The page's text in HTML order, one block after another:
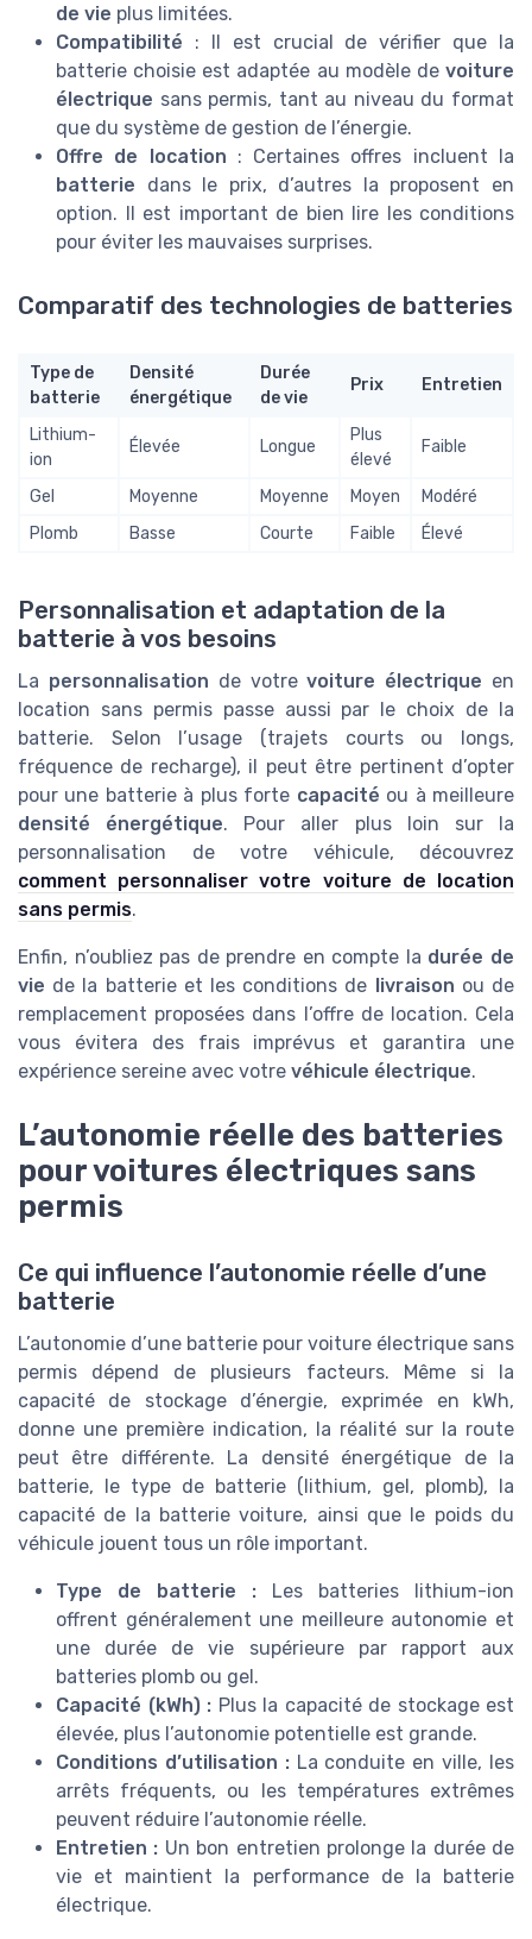
de vie plus limitées.
Compatibilité : Il est crucial de vérifier que la
batterie choisie est adaptée au modèle de voiture
électrique sans permis, tant au niveau du format
que du système de gestion de l’énergie.
Offre de location : Certaines offres incluent la
batterie dans le prix, d’autres la proposent en
option. Il est important de bien lire les conditions
pour éviter les mauvaises surprises.
Comparatif des technologies de batteries
Type de
batterie
Densité
énergétique
Durée
de vie
Prix Entretien
Lithium-
ion
Élevée Longue
Plus
élevé
Faible
Gel Moyenne Moyenne Moyen
Modéré
Plomb
Basse Courte Faible Élevé
Personnalisation et adaptation de la
batterie à vos besoins
La personnalisation de votrevoiture électrique en
location sans permis passe aussi par le choix de la
batterie. Selon l’usage (trajets courts ou longs,
fréquence de recharge), il peut être pertinent d’opter
pour une batterie à plus forte capacité ou à meilleure
densité énergétique. Pour aller plus loin sur la
personnalisation de votre véhicule, découvrez
comment personnaliser votre voiture de location
sans permis.
Enfin, n’oubliez pas de prendre en compte la durée de
vie de la batterie et les conditions de livraison ou de
remplacement proposées dans l’offre de location. Cela
vous évitera des frais imprévus et garantira une
expérience sereine avec votre véhicule électrique.
L’autonomie réelle des batteries
pour voitures électriques sans
permis
Ce qui influence l’autonomie réelle d’une
batterie
L’autonomie d’une batterie pour voiture électrique sans
permis dépend de plusieurs facteurs. Même si la
capacité de stockage d’énergie, exprimée en kWh,
donne une première indication, la réalité sur la route
peut être différente. La densité énergétique de la
batterie, le type de batterie (lithium, gel, plomb), la
capacité de la batterie voiture, ainsi que le poids du
véhicule jouent tous un rôle important.
Type de batterie : Les batteries lithium-ion
offrent généralement une meilleure autonomie et
une durée de vie supérieure par rapport aux
batteries plomb ou gel.
Capacité (kWh) : Plus la capacité de stockage est
élevée, plus l’autonomie potentielle est grande.
Conditions d’utilisation :La conduite en ville, les
arrêts fréquents, ou les températures extrêmes
peuvent réduire l’autonomie réelle.
Entretien : Un bon entretien prolonge la durée de
vie et maintient la performance de la batterie
électrique.